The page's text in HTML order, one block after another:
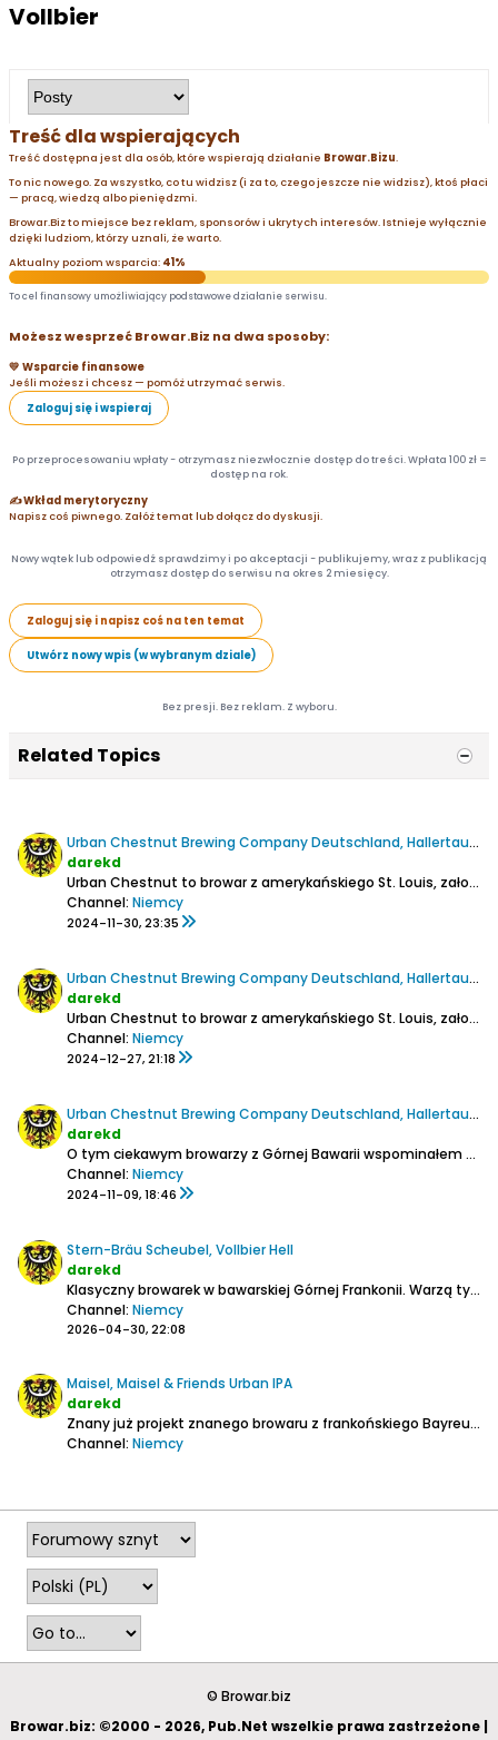
Vollbier
Treść dla wspierających
Treść dostępna jest dla osób, które wspierają działanie Browar.Bizu.
To nic nowego. Za wszystko, co tu widzisz (i za to, czego jeszcze nie widzisz), ktoś płaci
— pracą, wiedzą albo pieniędzmi.
Browar.Biz to miejsce bez reklam, sponsorów i ukrytych interesów. Istnieje wyłącznie
dzięki ludziom, którzy uznali, że warto.
Aktualny poziom wsparcia: 41%
To cel finansowy umożliwiający podstawowe działanie serwisu.
Możesz wesprzeć Browar.Biz na dwa sposoby:
💛 Wsparcie finansowe
Jeśli możesz i chcesz — pomóż utrzymać serwis.
Zaloguj się i wspieraj
Po przeprocesowaniu wpłaty - otrzymasz niezwłocznie dostęp do treści. Wpłata 100 zł =
dostęp na rok.
✍️ Wkład merytoryczny
Napisz coś piwnego. Załóż temat lub dołącz do dyskusji.
Nowy wątek lub odpowiedź sprawdzimy i po akceptacji - publikujemy, wraz z publikacją
otrzymasz dostęp do serwisu na okres 2 miesięcy.
Zaloguj się i napisz coś na ten temat
Utwórz nowy wpis (w wybranym dziale)
Bez presji. Bez reklam. Z wyboru.
Related Topics
Urban Chestnut Brewing Company Deutschland, Hallertauer Hopfenperle Lager
darekd
Urban Chestnut to browar z amerykańskiego St. Louis, założony w 2010 r. przez Bawarczyka Floriana Kuplenta, którego filozofią jest łączenie piwowarskiego nowego i starego świata.
Channel: Niemcy
2024-11-30, 23:35
Urban Chestnut Brewing Company Deutschland, Hallertauer Festbier Märzen
darekd
Urban Chestnut to browar z amerykańskiego St. Louis, założony w 2010 r. przez Bawarczyka Floriana Kuplenta, którego filozofią jest łączenie piwowarskiego nowego i starego świata.
Channel: Niemcy
2024-12-27, 21:18
Urban Chestnut Brewing Company Deutschland, Hallertauer O'Drahts Lager
darekd
O tym ciekawym browarzy z Górnej Bawarii wspominałem przy okazji ich Hellesa:
Channel: Niemcy
2024-11-09, 18:46
Stern-Bräu Scheubel, Vollbier Hell
darekd
Klasyczny browarek w bawarskiej Górnej Frankonii. Warzą tylko dwa rodzaje piwa. Oprócz tego jeszcze ciemne.
Channel: Niemcy
2026-04-30, 22:08
Maisel, Maisel & Friends Urban IPA
darekd
Znany już projekt znanego browaru z frankońskiego Bayreuth.
Channel: Niemcy
© Browar.biz
Browar.biz: ©2000 - 2026, Pub.Net wszelkie prawa zastrzeżone |